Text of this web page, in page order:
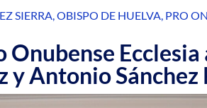
SIERRA,OBISPO DE HUELVA, PRO
Onubense
y Antonio Sánchez